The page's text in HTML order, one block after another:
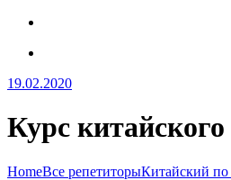
19.02.2020
Курс
HomeВсе репетиторыКитайский по